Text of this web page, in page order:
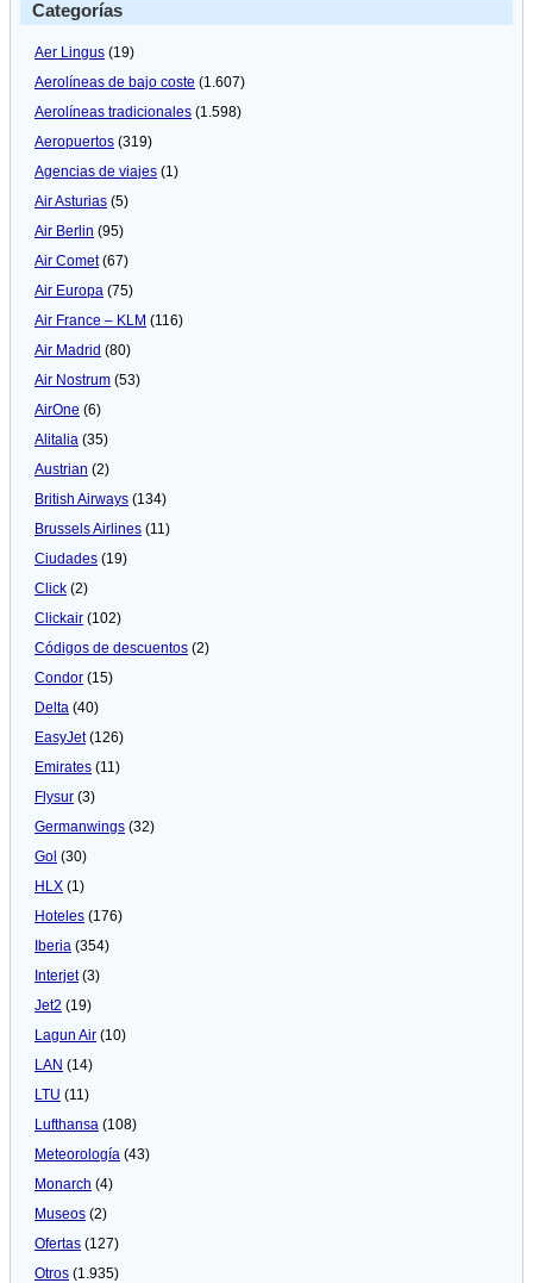
Categorías
Aer Lingus (19)
Aerolíneas de bajo coste (1.607)
Aerolíneas tradicionales (1.598)
Aeropuertos (319)
Agencias de viajes (1)
Air Asturias (5)
Air Berlin (95)
Air Comet(67)
Air Europa (75)
Air France – KLM (116)
Air Madrid (80)
Air Nostrum (53)
AirOne (6)
Alitalia (35)
Austrian (2)
British Airways (134)
Brussels Airlines (11)
Ciudades (19)
Click (2)
Clickair (102)
Códigos de descuentos (2)
Condor (15)
Delta (40)
EasyJet(126)
Emirates (11)
Flysur (3)
Germanwings (32)
Gol (30)
HLX (1)
Hoteles (176)
Iberia (354)
Interjet(3)
Jet2 (19)
Lagun Air (10)
LAN (14)
LTU (11)
Lufthansa (108)
Meteorologí­a (43)
Monarch (4)
Museos (2)
Ofertas (127)
Otros (1.935)